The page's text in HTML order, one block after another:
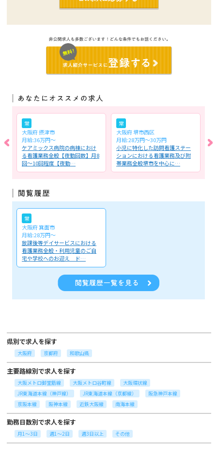
常
大阪府 摂津市
月給:36万円～
ケアミックス病院の病棟におけ
る看護業務全般【夜勤回数】月8
回～10回程度【夜勤…
常
大阪府 堺市西区
月給:28万円～30万円
小児に特化した訪問看護ステー
ションにおける看護業務及び附
帯業務全般堺市を中心に…
常
大阪府 箕面市
月給:28万円～
放課後等デイサービスにおける
看護業務全般・利用児童のご自
宅や学校へのお迎え ド…
県別で求人を探す
大阪府 京都府 和歌山県
主要路線別で求人を探す
大阪メトロ御堂筋線 大阪メトロ谷町線
大阪環状線
JR東海道本線（神戸線）
JR東海道本線（京都線）
阪急神戸本線
京阪本線
阪神本線 近鉄大阪線 南海本線
勤務日数別で求人を探す
月1～3日 週1～2日 週3日以上 その他